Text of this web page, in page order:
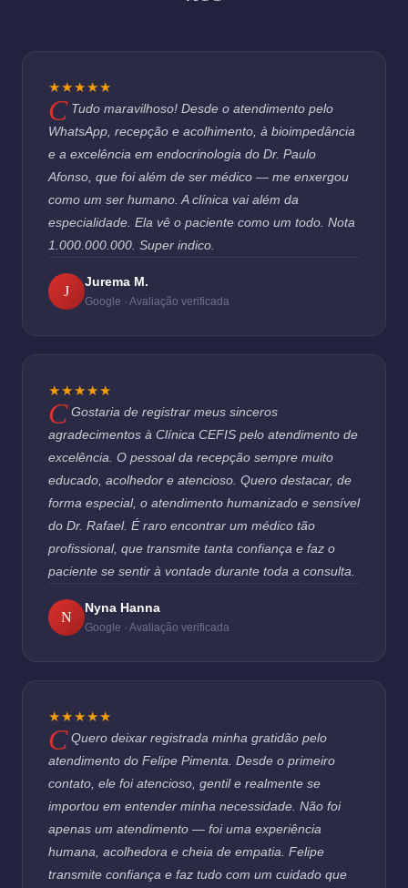
★★★★★
Tudo maravilhoso! Desde o atendimento pelo
WhatsApp, recepção e acolhimento, à bioimpedância
e a excelência em endocrinologia do Dr. Paulo
Afonso, que foi além de ser médico — me enxergou
como um ser humano. A clínica vai além da
especialidade. Ela vê o paciente como um todo. Nota
1.000.000.000. Super indico.
J
Jurema M.
Google · Avaliação verificada
★★★★★
Gostaria de registrar meus sinceros
agradecimentos à Clínica CEFIS pelo atendimento de
excelência. O pessoal da recepção sempre muito
educado, acolhedor e atencioso. Quero destacar, de
forma especial, o atendimento humanizado e sensível
do Dr. Rafael. É raro encontrar um médico tão
profissional, que transmite tanta confiança e faz o
paciente se sentir à vontade durante toda a consulta.
N
Nyna Hanna
Google · Avaliação verificada
★★★★★
Quero deixar registrada minha gratidão pelo
atendimento do Felipe Pimenta. Desde o primeiro
contato, ele foi atencioso, gentil e realmente se
importou em entender minha necessidade. Não foi
apenas um atendimento — foi uma experiência
humana, acolhedora e cheia de empatia. Felipe
transmite confiança e faz tudo com um cuidado que